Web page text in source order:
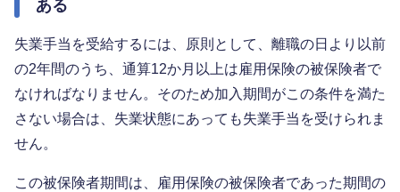
ある
失業手当を受給するには、原則として、離職の日より以前
の2年間のうち、通算12か月以上は雇用保険の被保険者で
なければなりません。そのため加入期間がこの条件を満た
さない場合は、失業状態にあっても失業手当を受けられま
せん。
この被保険者期間は、雇用保険の被保険者であった期間の